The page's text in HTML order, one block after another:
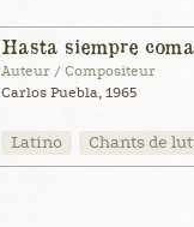
Hasta siempre
Auteur / Compositeur
Carlos Puebla, 1965
Latino Chants de